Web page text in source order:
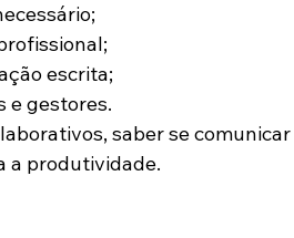
escrita;
e gestores.
saber se
a produtividade.